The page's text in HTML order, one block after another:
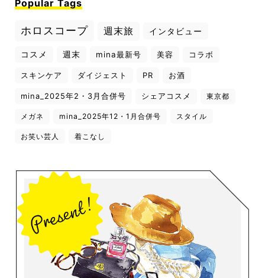
Popular Tags
ホロスコープ 週末旅 インタビュー
コスメ 週末 mina最新号 美容 コラボ
スキンケア ダイジェスト PR お酒
mina_2025年2・3月合併号 シェアコスメ 東京都
メガネ mina_2025年12・1月合併号 スタイル
お笑い芸人 着こなし